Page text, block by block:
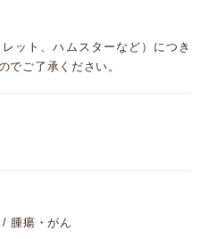
ット、ハムスターなど）につき
でご了承ください。
腫瘍・がん